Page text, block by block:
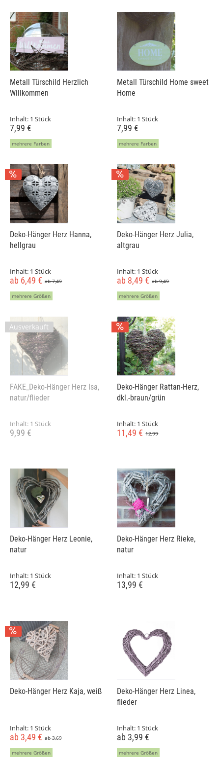
Metall Türschild Herzlich
Willkommen
Inhalt: 1 Stück
7,99 €
mehrere Farben
Metall Türschild Home sweet
Home
Inhalt: 1 Stück
7,99 €
mehrere Farben
Deko-Hänger Herz Hanna,
hellgrau
Inhalt: 1 Stück
ab 7,49
ab 6,49 €
mehrere Größen
Deko-Hänger Herz Julia,
altgrau
Inhalt: 1 Stück
ab 9,49
ab 8,49 €
mehrere Größen
Ausverkauft
FAKE_Deko-Hänger Herz Isa,
natur/flieder
Inhalt: 1 Stück
9,99 €
Deko-Hänger Rattan-Herz,
dkl.-braun/grün
Inhalt: 1 Stück
12,99
11,49 €
Deko-Hänger Herz Leonie,
natur
Inhalt: 1 Stück
12,99 €
Deko-Hänger Herz Rieke,
natur
Inhalt: 1 Stück
13,99 €
Deko-Hänger Herz Kaja, weiß
Inhalt: 1 Stück
ab 3,69
ab 3,49 €
mehrere Größen
Deko-Hänger Herz Linea,
flieder
Inhalt: 1 Stück
ab 3,99 €
mehrere Größen